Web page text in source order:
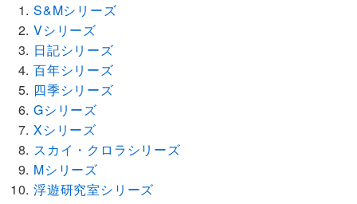
S&Mシリーズ
Vシリーズ
日記シリーズ
百年シリーズ
四季シリーズ
Gシリーズ
Xシリーズ
スカイ・クロラシリーズ
Mシリーズ
浮遊研究室シリーズ